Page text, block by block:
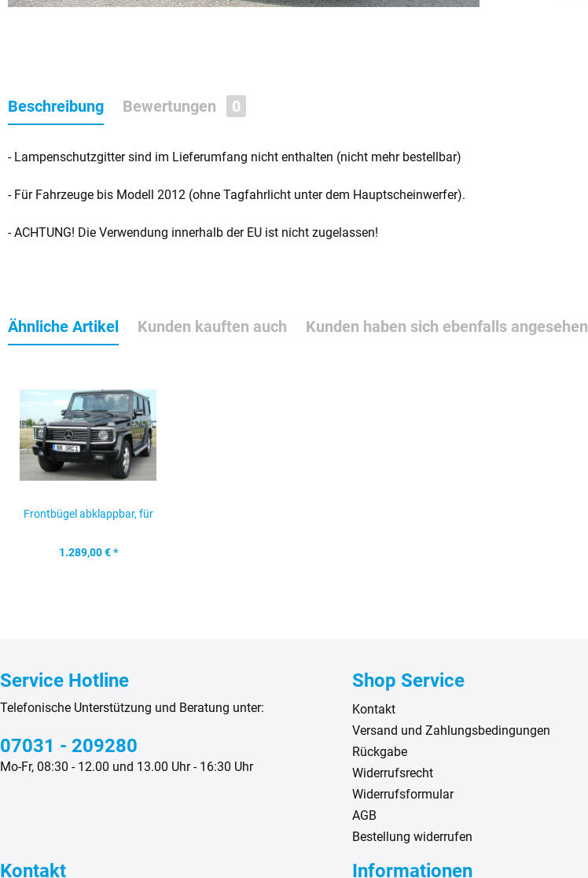
Beschreibung Bewertungen 0
- Lampenschutzgitter sind im Lieferumfang nicht enthalten (nicht mehr bestellbar)
- Für Fahrzeuge bis Modell 2012 (ohne Tagfahrlicht unter dem Hauptscheinwerfer).
- ACHTUNG! Die Verwendung innerhalb der EU ist nicht zugelassen!
Ähnliche Artikel Kunden kauften auch Kunden haben sich ebenfalls angesehen
Frontbügel abklappbar, für
1.289,00 € *
Service Hotline
Telefonische Unterstützung und Beratung unter:
07031 - 209280
Mo-Fr, 08:30 - 12.00 und 13.00 Uhr - 16:30 Uhr
Shop Service
Kontakt
Versand und Zahlungsbedingungen
Rückgabe
Widerrufsrecht
Widerrufsformular
AGB
Bestellung widerrufen
Kontakt Informationen